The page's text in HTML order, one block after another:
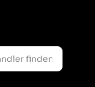
Bei der
Zündfolge